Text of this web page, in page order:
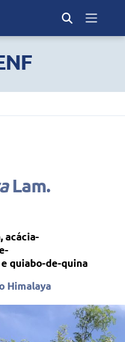
Lam.
acácia-
e quiabo-de-quina
Himalaya